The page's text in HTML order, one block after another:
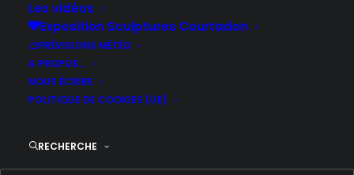
Les vidéos
Exposition Sculptures Courtadon
PRÉVISIONS MÉTÉO
A PROPOS…
NOUS ÉCRIRE
POLITIQUE DE COOKIES (UE)
RECHERCHE